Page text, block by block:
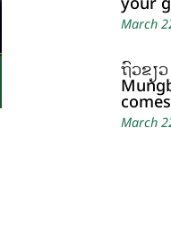
March
ຖົ່ວຂຽ
March